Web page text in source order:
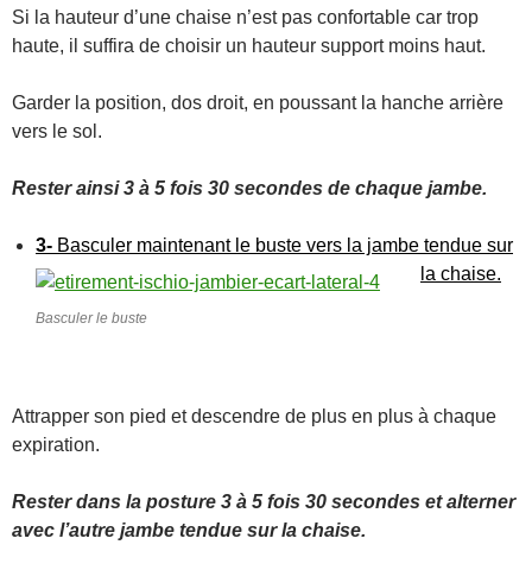
Si la hauteur d’une chaise n’est pas confortable car trop
haute, il suffira de choisir un hauteur support moins haut.
Garder la position, dos droit, en poussant la hanche arrière
vers le sol.
Rester ainsi 3 à 5 fois 30 secondes de chaque jambe.
3- Basculer maintenant le buste vers la jambe tendue sur
la chaise.
Basculer le buste
Attrapper son pied et descendre de plus en plus à chaque
expiration.
Rester dans la posture 3 à 5 fois 30 secondes et alterner
avec l’autre jambe tendue sur la chaise.